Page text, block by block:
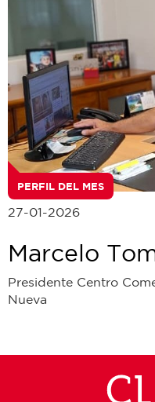
PERFIL DEL MES
27-01-2026
Marcelo
Presidente Centro
Nueva